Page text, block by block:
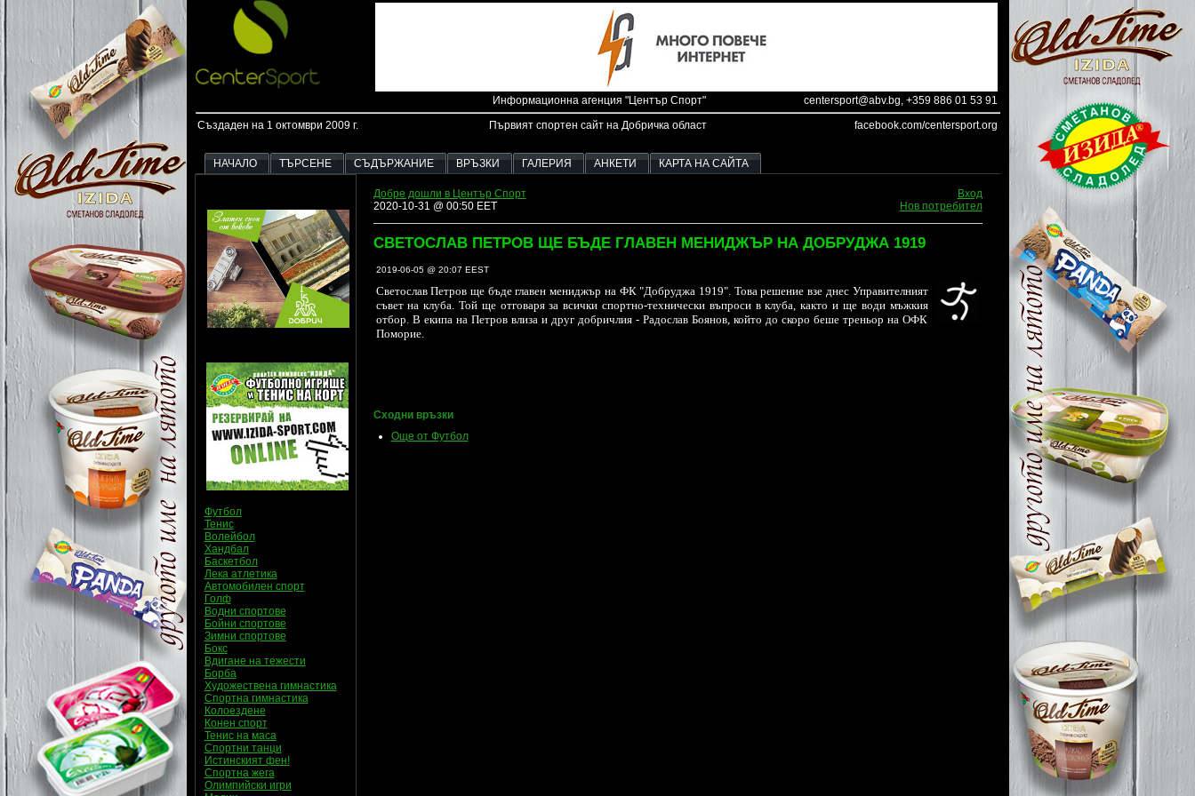
Информационна агенция "Център Спорт" centersport@abv.bg, +359 886 01 53 91
Създаден на 1 октомври 2009 г. Първият спортен сайт на Добричка област facebook.com/centersport.org
НАЧАЛО ТЪРСЕНЕ СЪДЪРЖАНИЕ ВРЪЗКИ ГАЛЕРИЯ АНКЕТИ КАРТА НА САЙТА
Вход
Нов потребител
Добре дошли в Център Спорт
2020-10-31 @ 00:50 EET
СВЕТОСЛАВ ПЕТРОВ ЩЕ БЪДЕ ГЛАВЕН МЕНИДЖЪР НА ДОБРУДЖА 1919
2019-06-05 @ 20:07 EEST
Светослав Петров ще бъде главен мениджър на ФК "Добруджа 1919". Това решение взе днес Управителният
съвет на клуба. Той ще отговаря за всички спортно-технически въпроси в клуба, както и ще води мъжкия
отбор. В екипа на Петров влиза и друг добричлия - Радослав Боянов, който до скоро беше треньор на ОФК
Поморие.
Сходни връзки
Още от Футбол
Футбол
Тенис
Волейбол
Хандбал
Баскетбол
Лека атлетика
Автомобилен спорт
Голф
Водни спортове
Бойни спортове
Зимни спортове
Бокс
Вдигане на тежести
Борба
Художествена гимнастика
Спортна гимнастика
Колоездене
Конен спорт
Тенис на маса
Спортни танци
Истинският фен!
Спортна жега
Олимпийски игри